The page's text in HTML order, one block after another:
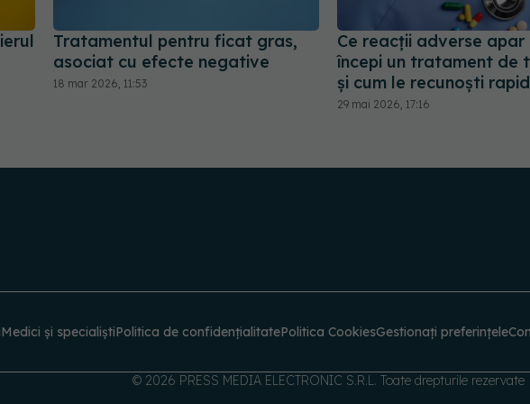
Tratamentul pentru ficat gras,
asociat cu efecte negative
18 mar 2026, 11:53
Ce reacții adverse apar
începi un tratament de
și cum le recunoști rapid
29 mai 2026, 17:16
Medici și specialiștiPolitica de confidențialitatePolitica CookiesGestionați preferințele
© 2026 PRESS MEDIA ELECTRONIC S.R.L. Toate drepturile rezervate